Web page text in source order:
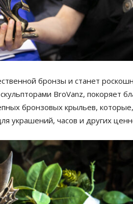
бронзы и станет
BroVanz, покоряет
бронзовых крыльев, которые,
украшений, часов и других